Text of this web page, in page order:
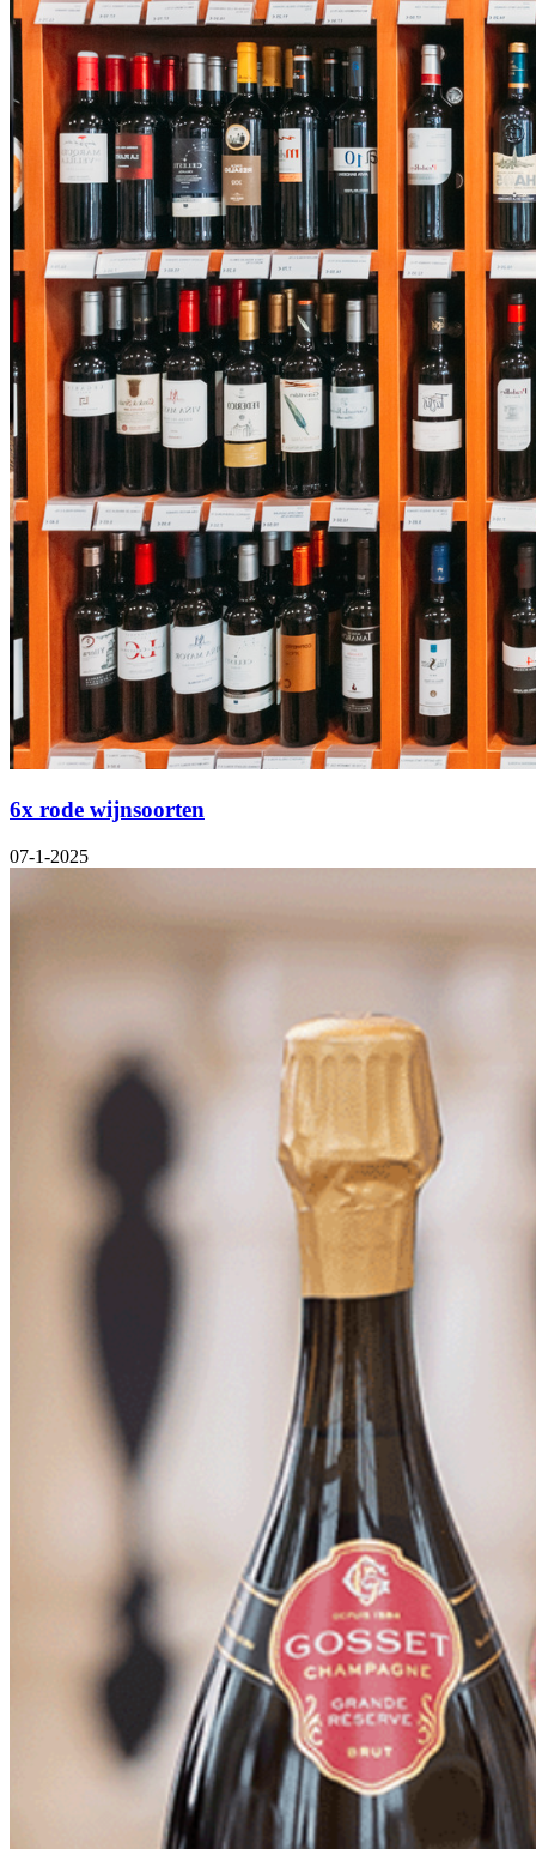
6x rode wijnsoorten
07-1-2025